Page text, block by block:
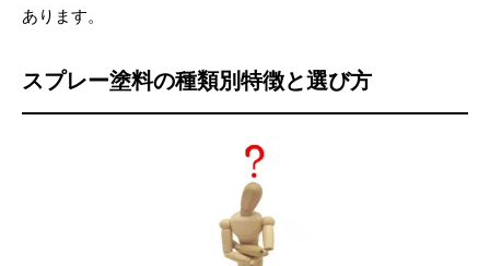
あります。
スプレー塗料の種類別特徴と選び方